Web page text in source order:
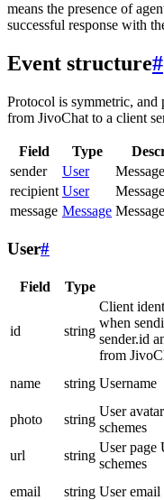
means the presence of
successful response with
Event structure#
Protocol is symmetric, and
from JivoChat to a client
Field Type
sender
User
recipient User
message Message
User#
Field Type
id string
Client
when
sender.id
from
name string Username
photo
string
User
schemes
url
string
User page
schemes
email
string User email